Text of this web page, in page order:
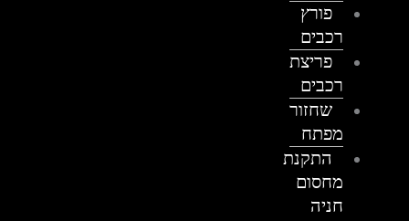
פורץ
רכבים
פריצת
רכבים
שחזור
מפתח
התקנת
מחסום